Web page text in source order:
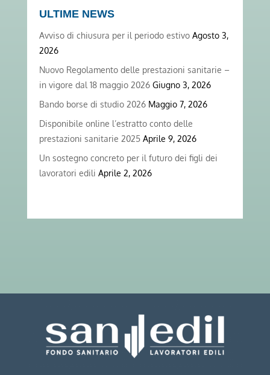
ULTIME NEWS
Avviso di chiusura per il periodo estivo Agosto 3,
2026
Nuovo Regolamento delle prestazioni sanitarie –
in vigore dal 18 maggio 2026 Giugno 3, 2026
Bando borse di studio 2026 Maggio 7, 2026
Disponibile online l’estratto conto delle
prestazioni sanitarie 2025 Aprile 9, 2026
Un sostegno concreto per il futuro dei figli dei
lavoratori edili Aprile 2, 2026